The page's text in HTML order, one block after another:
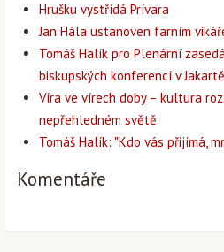
Hrušku vystřídá Prívara
Jan Hála ustanoven farním
Tomáš Halík pro Plenární
biskupských konferencí v Jakartě
Víra ve vírech doby – kultura
nepřehledném světě
Tomáš Halík: "Kdo vás přijímá,
Komentáře